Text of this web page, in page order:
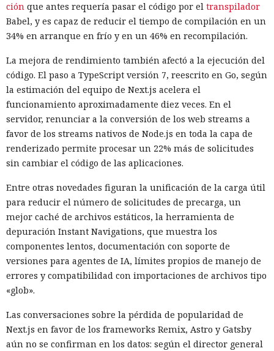
ción que antes requería pasar el código por el transpilador
Babel, y es capaz de reducir el tiempo de compilación en un
34% en arranque en frío y en un 46% en recompilación.
La mejora de rendimiento también afectó a la ejecución del
código. El paso a TypeScript versión 7, reescrito en Go, según
la estimación del equipo de Next.js acelera el
funcionamiento aproximadamente diez veces. En el
servidor, renunciar a la conversión de los web streams a
favor de los streams nativos de Node.js en toda la capa de
renderizado permite procesar un 22% más de solicitudes
sin cambiar el código de las aplicaciones.
Entre otras novedades figuran la unificación de la carga útil
para reducir el número de solicitudes de precarga, un
mejor caché de archivos estáticos, la herramienta de
depuración Instant Navigations, que muestra los
componentes lentos, documentación con soporte de
versiones para agentes de IA, límites propios de manejo de
errores y compatibilidad con importaciones de archivos tipo
«glob».
Las conversaciones sobre la pérdida de popularidad de
Next.js en favor de los frameworks Remix, Astro y Gatsby
aún no se confirman en los datos: según el director general